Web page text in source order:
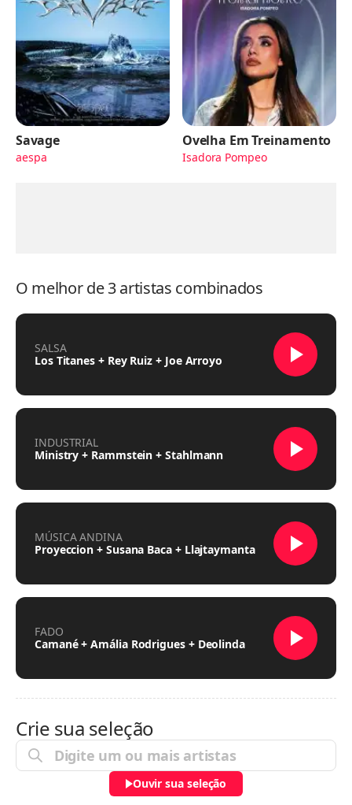
Savage
aespa
Ovelha Em Treinamento
Isadora Pompeo
O melhor de 3 artistas combinados
SALSA
Los Titanes + Rey Ruiz + Joe Arroyo
INDUSTRIAL
Ministry + Rammstein + Stahlmann
MÚSICA ANDINA
Proyeccion + Susana Baca + Llajtaymanta
FADO
Camané + Amália Rodrigues + Deolinda
Crie sua seleção
Ouvir sua seleção